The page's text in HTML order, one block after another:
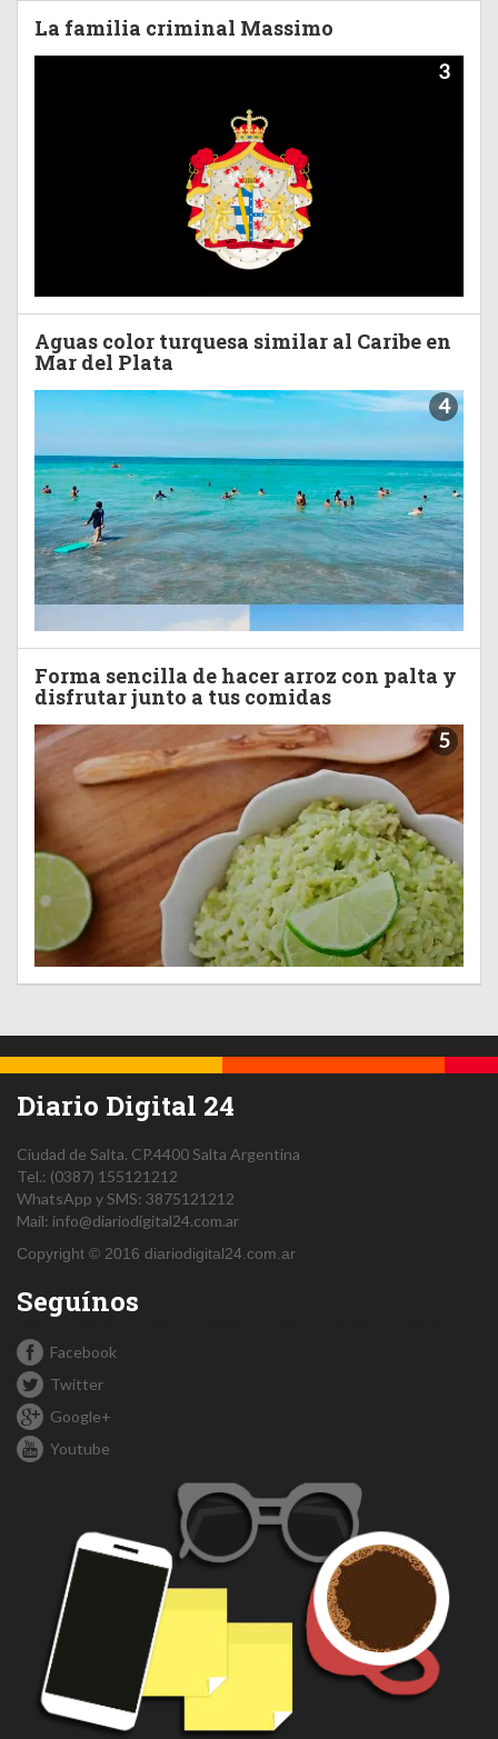
La familia criminal Massimo
3
Aguas color turquesa similar al Caribe en
Mar del Plata
4
Forma sencilla de hacer arroz con palta y
disfrutar junto a tus comidas
5
Diario Digital 24
Ciudad de Salta. CP.4400Salta Argentina
Tel.: (0387) 155121212
WhatsApp y SMS: 3875121212
Mail: info@diariodigital24.com.ar
Copyright © 2016 diariodigital24.com.ar
Seguínos
Facebook
Twitter
Google+
Youtube